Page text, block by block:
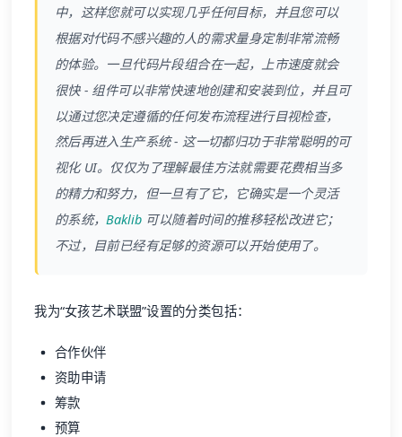
中，这样您就可以实现几乎任何目标，并且您可以
根据对代码不感兴趣的人的需求量身定制非常流畅
的体验。一旦代码片段组合在一起，上市速度就会
很快 - 组件可以非常快速地创建和安装到位，并且可
以通过您决定遵循的任何发布流程进行目视检查，
然后再进入生产系统 - 这一切都归功于非常聪明的可
视化 UI。仅仅为了理解最佳方法就需要花费相当多
的精力和努力，但一旦有了它，它确实是一个灵活
的系统， Baklib 可以随着时间的推移轻松改进它；
不过，目前已经有足够的资源可以开始使用了。
我为“女孩艺术联盟”设置的分类包括：
合作伙伴
资助申请
筹款
预算